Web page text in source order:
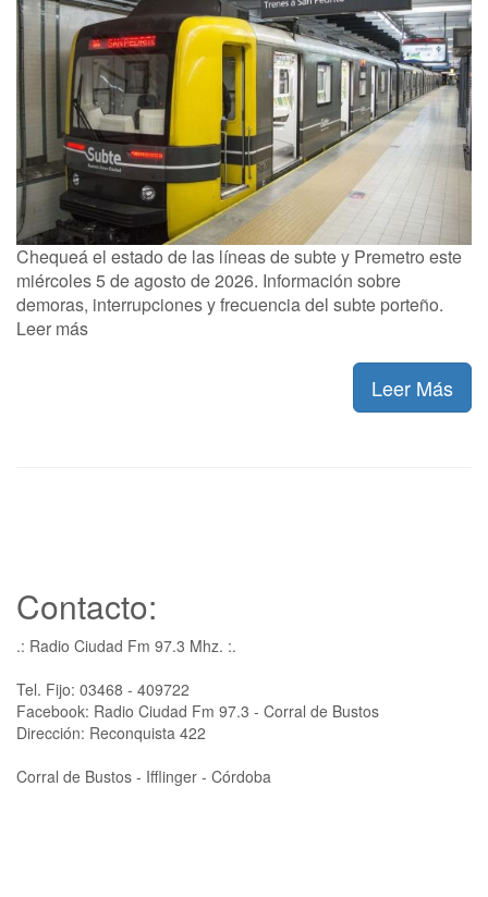
Chequeá el estado de las líneas de subte y Premetro este
miércoles 5 de agosto de 2026. Información sobre
demoras, interrupciones y frecuencia del subte porteño.
Leer más
Leer Más
Contacto:
.: Radio Ciudad Fm 97.3 Mhz. :.
Tel. Fijo: 03468 - 409722
Facebook: Radio Ciudad Fm 97.3 - Corral de Bustos
Dirección: Reconquista 422
Corral de Bustos - Ifflinger - Córdoba